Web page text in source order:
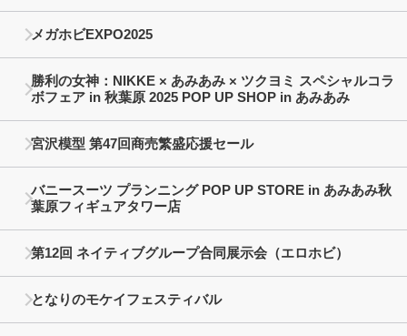
メガホビEXPO2025
勝利の女神：NIKKE × あみあみ × ツクヨミ スペシャルコラ
ボフェア in 秋葉原 2025 POP UP SHOP in あみあみ
宮沢模型 第47回商売繁盛応援セール
バニースーツ プランニング POP UP STORE in あみあみ秋
葉原フィギュアタワー店
第12回 ネイティブグループ合同展示会（エロホビ）
となりのモケイフェスティバル